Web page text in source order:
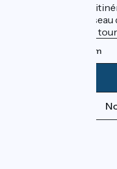
ViaRhôna est un
promu par un
leurs institutions
Instagram